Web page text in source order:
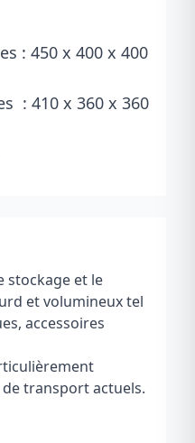
: 450 x 400 x 400
: 410 x 360 x 360
stockage et le
et volumineux tel
accessoires
transport actuels.